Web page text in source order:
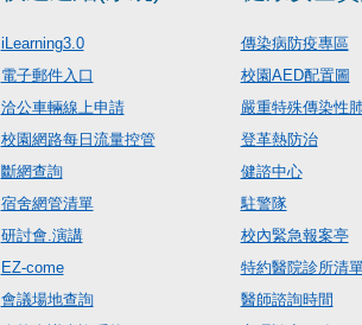
iLearning3.0
電子郵件入口
洽公車輛線上申請
校園網路每日流量控管
斷網查詢
宿舍網管清單
研討會.演講
EZ-come
會議場地查詢
傳染病防疫專區
校園AED配置圖
嚴重特殊傳染性
登革熱防治
健諮中心
駐警隊
校內緊急報案亭
特約醫院診所清
醫師諮詢時間